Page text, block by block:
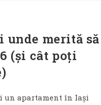
unde merită să
(și cât poți
un apartament în Iași